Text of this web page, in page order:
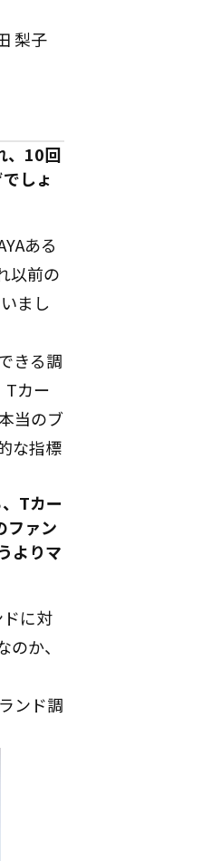
梨子
、10回
しょ
ある
以前の
まし
きる調
Tカー
当のブ
な指標
Tカー
ファン
よりマ
に対
か、
ンド調